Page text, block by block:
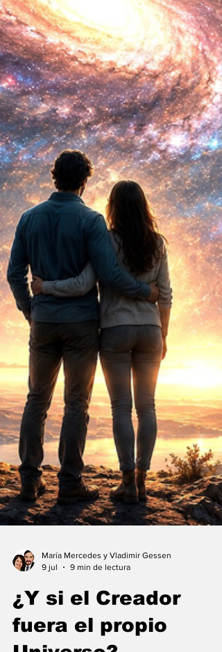
María Mercedes y Vladimir Gessen
9 min de lectura